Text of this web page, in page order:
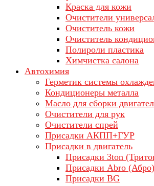
Краска для кожи
Очистители
Очиститель кожи
Очиститель
Полироли пластика
Химчистка салона
Автохимия
Герметик системы
Кондиционеры металла
Масло для сборки
Очистители для рук
Очистители спрей
Присадки АКПП+ГУР
Присадки в двигатель
Присадки 3ton
Присадки Abro (Абро)
Присадки BG